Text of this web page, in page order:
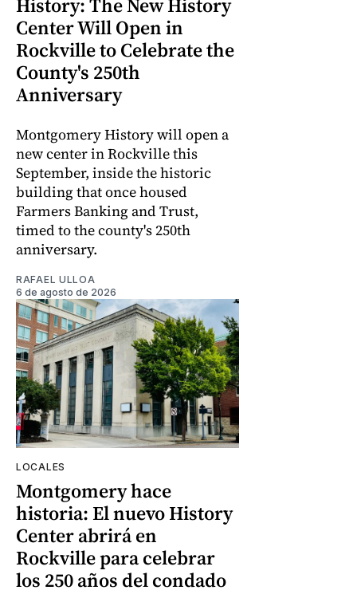
History: The New History
Center Will Open in
Rockville to Celebrate the
County's 250th
Anniversary
Montgomery History will open a
new center in Rockville this
September, inside the historic
building that once housed
Farmers Banking and Trust,
timed to the county's 250th
anniversary.
RAFAEL ULLOA
6 de agosto de 2026
LOCALES
Montgomery hace
historia: El nuevo History
Center abrirá en
Rockville para celebrar
los 250 años del condado